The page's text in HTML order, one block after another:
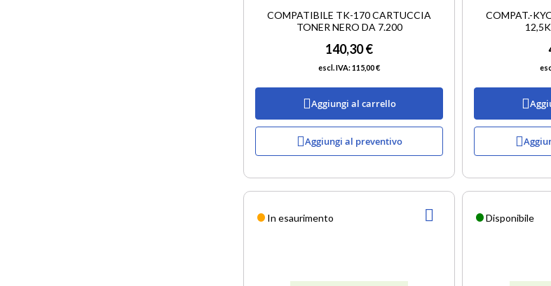
COMPATIBILE TK-170 CARTUCCIA
TONER NERO DA 7.200
140,30 €
115,00 €
Aggiungi al carrello
Aggiungi al preventivo
COMPAT.-
In esaurimento AGGIUNGIDisponibile